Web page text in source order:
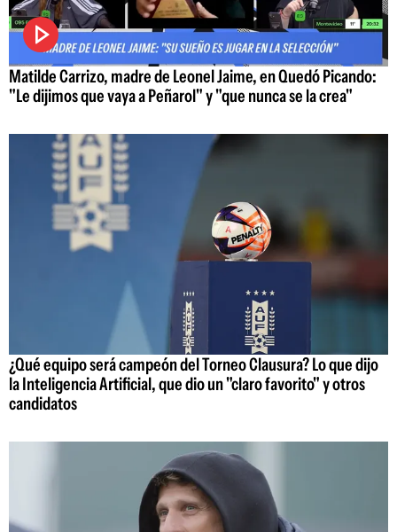
Matilde Carrizo, madre de Leonel Jaime, en Quedó Picando:
"Le dijimos que vaya a Peñarol" y "que nunca se la crea"
¿Qué equipo será campeón del Torneo Clausura? Lo que dijo
la Inteligencia Artificial, que dio un "claro favorito" y otros
candidatos